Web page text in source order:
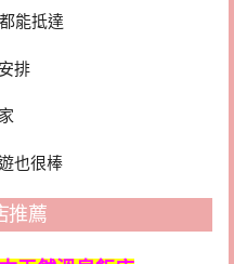
能抵達
排
也很棒
推薦